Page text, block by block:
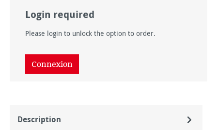
Login required
Please login to unlock the option to order.
Connexion
Description